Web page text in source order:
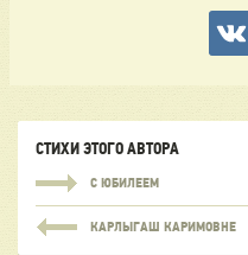
СТИХИ ЭТОГО АВТОРА
С ЮБИЛЕЕМ
КАРЛЫГАШ КАРИМОВНЕ